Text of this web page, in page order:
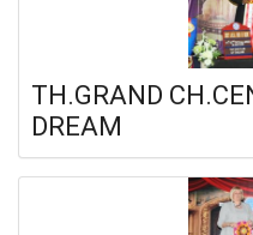
TH.GRAND
DREAM